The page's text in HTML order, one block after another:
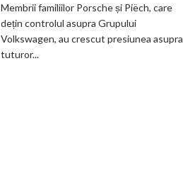
Volkswagen
cer
măsuri
Membrii familiilor Porsche și Piëch, care
dețin controlul asupra Grupului
Volkswagen, au crescut presiunea asupra
tuturor...